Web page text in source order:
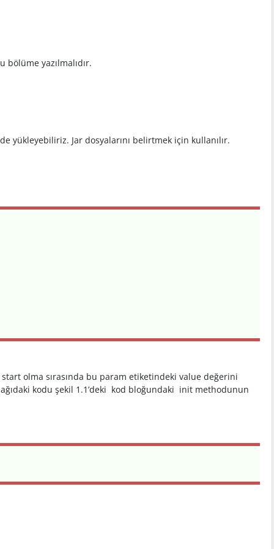
bölüme yazılmalıdır.
yükleyebiliriz. Jar dosyalarını belirtmek için kullanılır.
olma sırasında bu param etiketindeki value değerini
kodu şekil 1.1’deki kod bloğundaki init methodunun